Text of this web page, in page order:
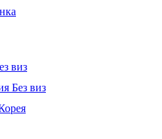
виз
Без виз